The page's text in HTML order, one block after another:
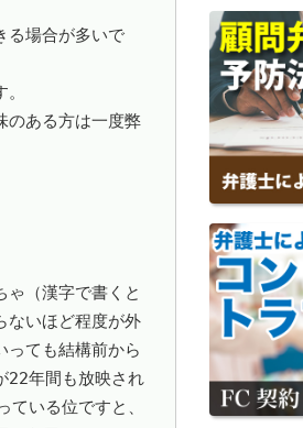
る場合が多いで
のある方は一度弊
ゃ（漢字で書くと
ないほど程度が外
っても結構前から
22年間も放映され
いる位ですと、